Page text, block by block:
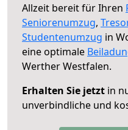
Allzeit bereit für Ihren
Seniorenumzug,
Studentenumzug in
eine optimale
Werther Westfalen.
Erhalten Sie jetzt in
unverbindliche und